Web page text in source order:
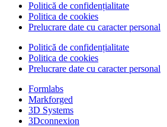
Politică de confidențialitate
Politica de cookies
Prelucrare date cu caracter personal
Politică de confidențialitate
Politica de cookies
Prelucrare date cu caracter personal
Formlabs
Markforged
3D Systems
3Dconnexion